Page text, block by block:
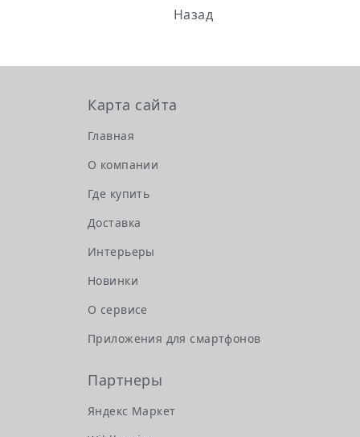
Назад
Карта сайта
Главная
О компании
Где купить
Доставка
Интерьеры
Новинки
О сервисе
Приложения для смартфонов
Партнеры
Яндекс Маркет